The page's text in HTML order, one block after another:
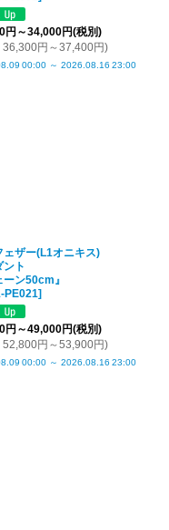
円 ～34,000円(税別)
36,300円 ～37,400円)
00:00 ～ 2026.08.16 23:00
ェザー(L1オニキス)
ント
ーン50cm』
PE021]
円 ～49,000円(税別)
52,800円 ～53,900円)
00:00 ～ 2026.08.16 23:00